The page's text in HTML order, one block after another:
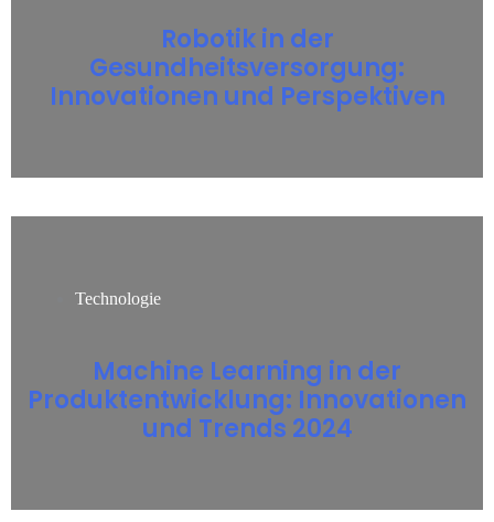
Robotik in der
Gesundheitsversorgung:
Innovationen und Perspektiven
Technologie
Machine Learning in der
Produktentwicklung: Innovationen
und Trends 2024